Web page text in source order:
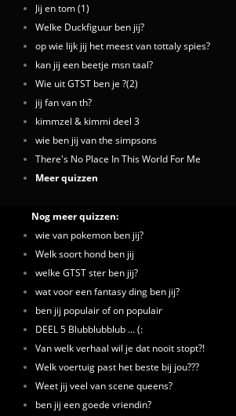
Jij en tom (1)
Welke Duckfiguur ben jij?
op wie lijk jij het meest van tottaly spies?
kan jij een beetje msn taal?
Wie uit GTST ben je ?(2)
jij fan van th?
kimmzel & kimmi deel 3
wie ben jij van the simpsons
There's No Place In This World For Me
Meer quizzen
Nog meer quizzen:
wie van pokemon ben jij?
Welk soort hond ben jij
welke GTST ster ben jij?
wat voor een fantasy ding ben jij?
ben jij populair of on populair
DEEL 5 Blubblubblub ... (:
Van welk verhaal wil je dat nooit stopt?!
Welk voertuig past het beste bij jou???
Weet jij veel van scene queens?
ben jij een goede vriendin?